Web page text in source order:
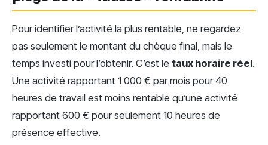
Pour identifier l’activité la plus rentable, ne regardez
pas seulement le montant du chèque final, mais le
temps investi pour l’obtenir. C’est le taux horaire réel.
Une activité rapportant 1 000 € par mois pour 40
heures de travail est moins rentable qu’une activité
rapportant 600 € pour seulement 10 heures de
présence effective.